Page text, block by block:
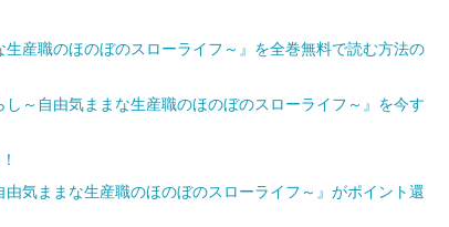
産職のほのぼのスローライフ～』を全巻無料で読む方法の
～自由気ままな生産職のほのぼのスローライフ～』を今す
気ままな生産職のほのぼのスローライフ～』がポイント還